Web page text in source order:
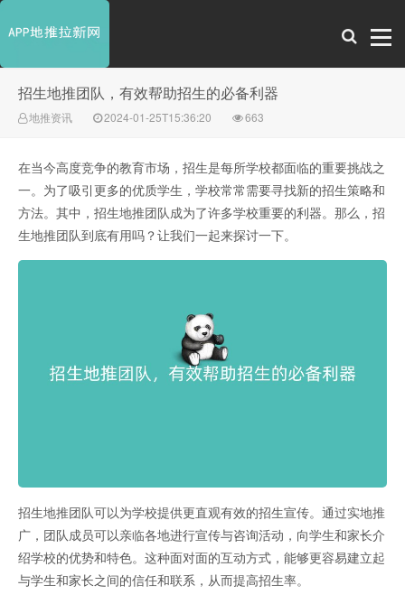
招生地推团队，有效帮助招生的必备利器
地推资讯 2024-01-25T15:36:20 663
在当今高度竞争的教育市场，招生是每所学校都面临的重要挑战之
一。为了吸引更多的优质学生，学校常常需要寻找新的招生策略和
方法。其中，招生地推团队成为了许多学校重要的利器。那么，招
生地推团队到底有用吗？让我们一起来探讨一下。
招生地推团队可以为学校提供更直观有效的招生宣传。通过实地推
广，团队成员可以亲临各地进行宣传与咨询活动，向学生和家长介
绍学校的优势和特色。这种面对面的互动方式，能够更容易建立起
与学生和家长之间的信任和联系，从而提高招生率。